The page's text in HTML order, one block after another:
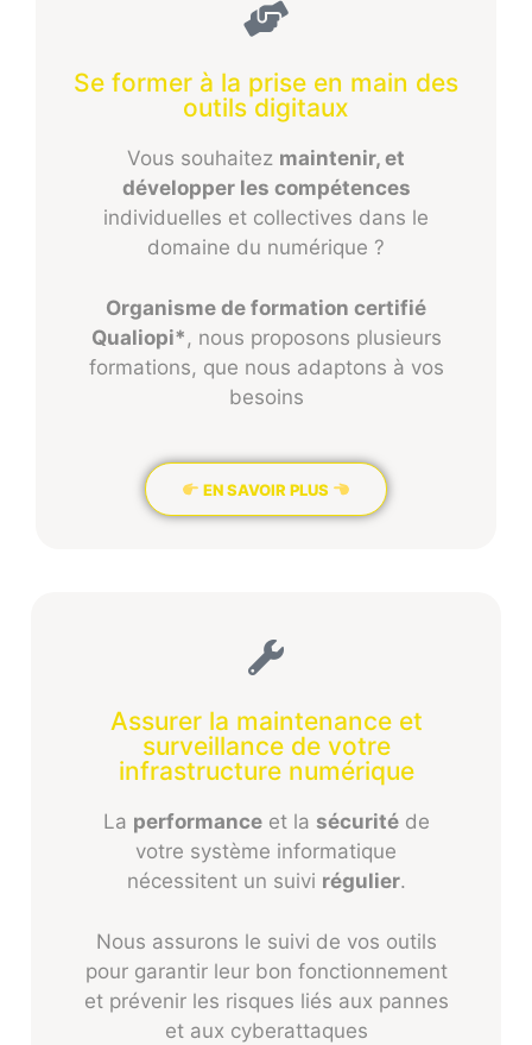
Se former à la prise en main des
outils digitaux
Vous souhaitez maintenir, et
développer les compétences
individuelles et collectives dans le
domaine du numérique ?
Organisme de formation certifié
Qualiopi* , nous proposons plusieurs
formations, que nous adaptons à vos
besoins
EN SAVOIR PLUS
Assurer la maintenance et
surveillance de votre
infrastructure numérique
La performanceet la sécuritéde
votre système informatique
nécessitent un suivi régulier.
Nous assurons le suivi de vos outils
pour garantir leur bon fonctionnement
et prévenir les risques liés aux pannes
et aux cyberattaques